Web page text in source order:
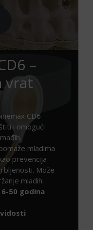
–
vrat
CD6 –
i omogući
mladima
prevencija
Može
mladih.
50 godina